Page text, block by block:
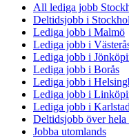
All lediga jobb
Deltidsjobb i
Lediga jobb i Malmö
Lediga jobb i
Lediga jobb i
Lediga jobb i Borås
Lediga jobb i
Lediga jobb i
Lediga jobb i Karlstad
Deltidsjobb över hela
Jobba utomlands